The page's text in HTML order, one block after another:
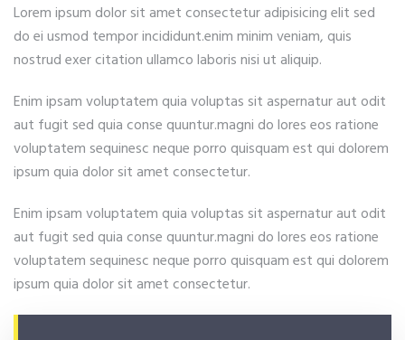
Lorem ipsum dolor sit amet consectetur adipisicing elit sed
do ei usmod tempor incididunt.enim minim veniam, quis
nostrud exer citation ullamco laboris nisi ut aliquip.
Enim ipsam voluptatem quia voluptas sit aspernatur aut odit
aut fugit sed quia conse quuntur.magni do lores eos ratione
voluptatem sequinesc neque porro quisquam est qui dolorem
ipsum quia dolor sit amet consectetur.
Enim ipsam voluptatem quia voluptas sit aspernatur aut odit
aut fugit sed quia conse quuntur.magni do lores eos ratione
voluptatem sequinesc neque porro quisquam est qui dolorem
ipsum quia dolor sit amet consectetur.